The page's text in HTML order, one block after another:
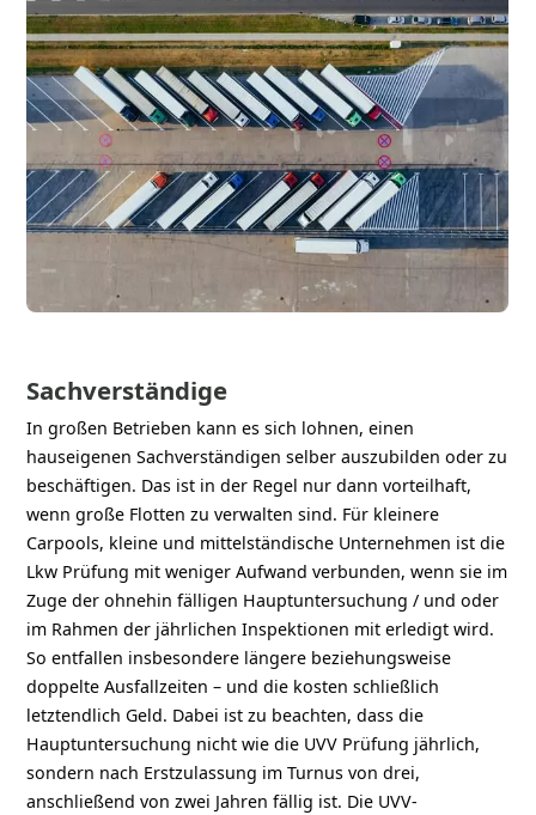
Sachverständige
In großen Betrieben kann es sich lohnen, einen
hauseigenen Sachverständigen selber auszubilden oder zu
beschäftigen. Das ist in der Regel nur dann vorteilhaft,
wenn große Flotten zu verwalten sind. Für kleinere
Carpools, kleine und mittelständische Unternehmen ist die
Lkw Prüfung mit weniger Aufwand verbunden, wenn sie im
Zuge der ohnehin fälligen Hauptuntersuchung / und oder
im Rahmen der jährlichen Inspektionen mit erledigt wird.
So entfallen insbesondere längere beziehungsweise
doppelte Ausfallzeiten – und die kosten schließlich
letztendlich Geld. Dabei ist zu beachten, dass die
Hauptuntersuchung nicht wie die UVV Prüfung jährlich,
sondern nach Erstzulassung im Turnus von drei,
anschließend von zwei Jahren fällig ist. Die UVV-